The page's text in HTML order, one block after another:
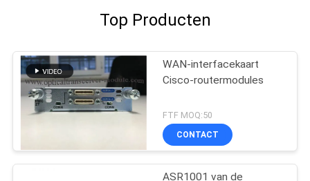
Top Producten
WAN-interfacekaart
Cisco-routermodules
FTF MOQ:50
CONTACT
ASR1001 van de